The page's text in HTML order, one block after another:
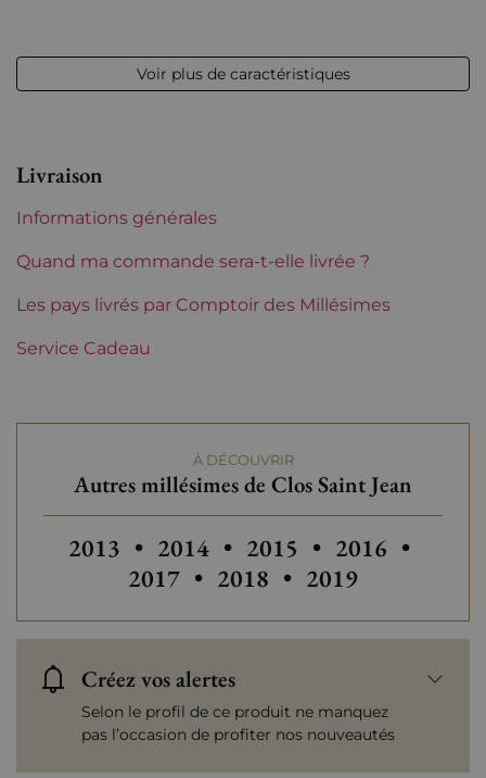
Volume 12,50 % vol - 75 cl
Etiquette Parfaite
Région Rhône
Maturité
De 80 à 150 €
Voir plus de caractéristiques
Livraison
Informations générales
Quand ma commande sera-t-elle livrée ?
Les pays livrés par Comptoir des Millésimes
Service Cadeau
À DÉCOUVRIR
Autres millésimes de Clos Saint Jean
Autres millésimes de Clos Saint Jean
2013 • Autres millésimes de Clos Saint
2014 • Autres millésimes de
2015 • Autres
2016 •
2017 • 2018 • 2019
Créez vos alertes
Selon le profil de ce produit ne manquez
pas l’occasion de profiter nos nouveautés